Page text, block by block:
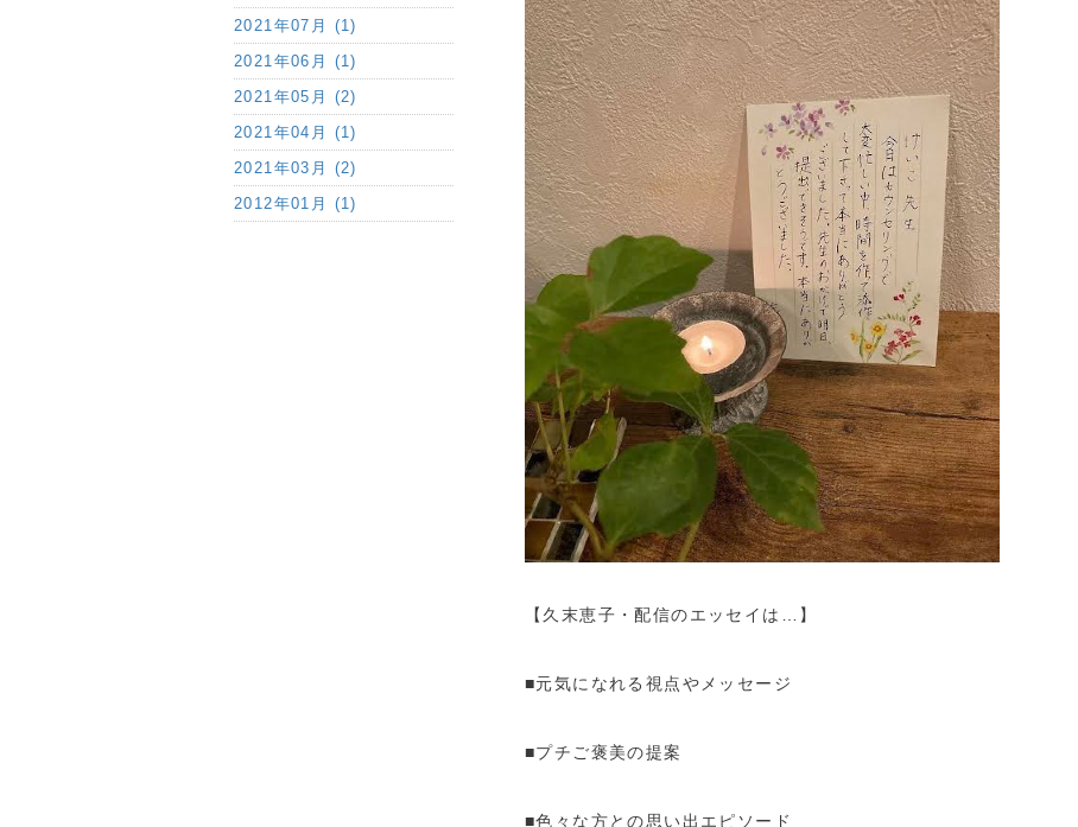
【久末恵子・配信のエッセイは…】
■元気になれる視点やメッセージ
■プチご褒美の提案
■色々な方との思い出エピソード
2021年07月 (1)
2021年06月 (1)
2021年05月 (2)
2021年04月 (1)
2021年03月 (2)
2012年01月 (1)